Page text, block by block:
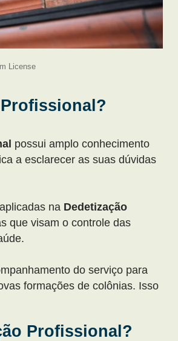
License
possui amplo conhecimento
a esclarecer as suas dúvidas
na Dedetização
que visam o controle das
do serviço para
formações de colônias. Isso
Profissional?